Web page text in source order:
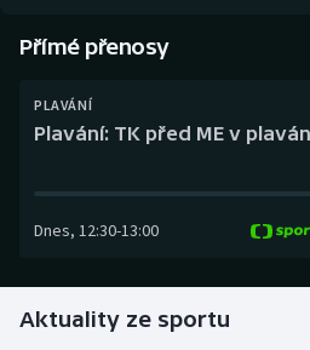
Box
Curling
Golf
Přímé přenosy
PLAVÁNÍ
Plavání: TK před ME v
Dnes, 12:30-13:00
Aktuality ze sportu